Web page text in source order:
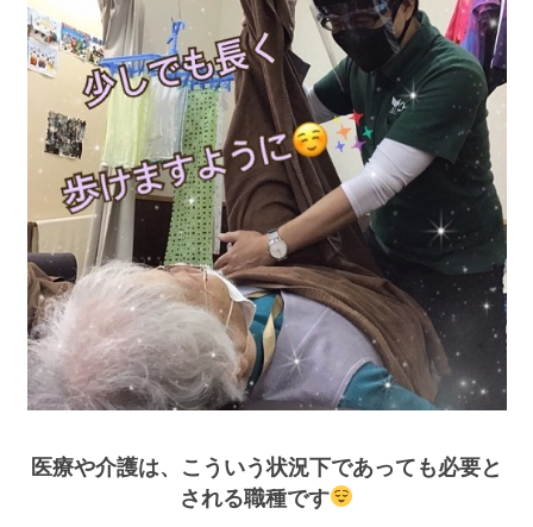
医療や介護は、こういう状況下であっても必要と
される職種です